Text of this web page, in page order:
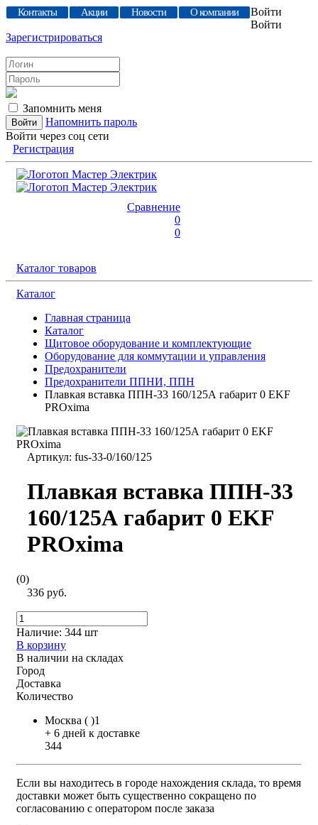
Контакты Акции Новости О компании
Войти
Войти
Зарегистрироваться
Запомнить меня
Напомнить пароль
Войти через соц сети
Регистрация
Сравнение
0
0
Каталог товаров
Каталог
Главная страница
Каталог
Щитовое оборудование и комплектующие
Оборудование для коммутации и управления
Предохранители
Предохранители ППНИ, ППН
Плавкая вставка ППН-33 160/125А габарит 0 EKF
PROxima
Артикул: fus-33-0/160/125
Плавкая вставка ППН-33
160/125А габарит 0 EKF
PROxima
(0)
336 руб.
Наличие: 344 шт
В корзину
В наличии на складах
Город
Доставка
Количество
Москва ( )1
+ 6 дней к доставке
344
Если вы находитесь в городе нахождения склада, то время
доставки может быть существенно сокращено по
согласованию с оператором после заказа